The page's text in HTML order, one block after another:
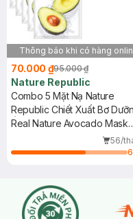
Thông báo khi có hàng
70.000 ₫95.000 ₫
Nature Republic
Combo 5 Mặt Nạ Nature
Republic Chiết Xuất Bơ
Ẩm Da 23ml
Real Nature Avocado Mask
56/